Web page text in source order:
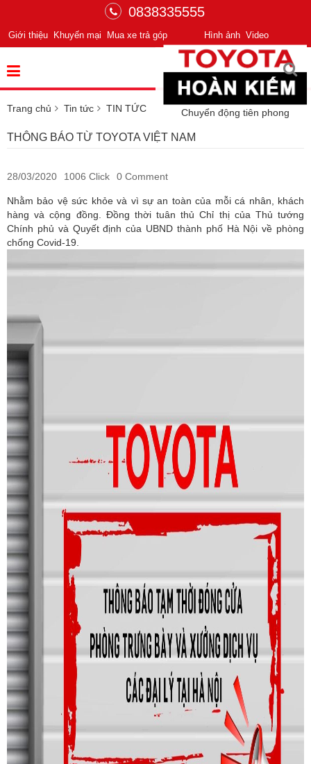
0838335555
Hình ảnh Video
Giới thiệu Khuyến mại Mua xe trả góp
Chuyển động tiên phong
Trang chủ Tin tức TIN TỨC
THÔNG BÁO TỪ TOYOTA VIỆT NAM
28/03/2020 1006 Click 0 Comment
Nhằm bảo vệ sức khỏe và vì sự an toàn của mỗi cá nhân, khách
hàng và cộng đồng. Đồng thời tuân thủ Chỉ thị của Thủ tướng
Chính phủ và Quyết định của UBND thành phố Hà Nội về phòng
chống Covid-19.